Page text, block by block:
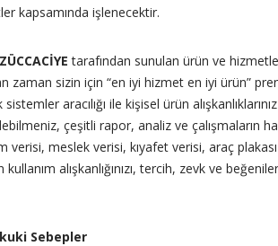
kapsamında işlenecektir.
tarafından sunulan ürün ve
zaman sizin için “en iyi hizmet en iyi ürün”
aracılığı ile kişisel ürün
çeşitli rapor, analiz ve çalışmaların
verisi, meslek verisi, kıyafet verisi, araç
alışkanlığınızı, tercih, zevk ve
Sebepler